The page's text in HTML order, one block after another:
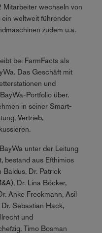
wechseln von
weltweit führender
zudem u.a.
bei FarmFacts als
Das Geschäft mit
und
Portfolio über.
in seiner Smart-
Vertrieb,
unter der Leitung
bestand aus Efthimios
Baldus, Dr. Patrick
Dr. Lina Böcker,
Anke Freckmann, Asil
Sebastian Hack,
und
Timo Bosman